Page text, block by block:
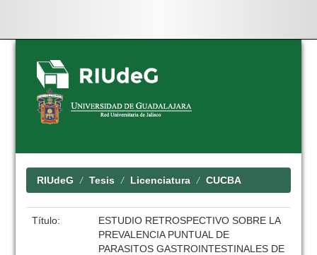
Skip
navigation
RIUdeG Tesis Licenciatura CUCBA
Título:
ESTUDIO RETROSPECTIVO SOBRE LA
PREVALENCIA PUNTUAL DE
PARASITOS GASTROINTESTINALES DE